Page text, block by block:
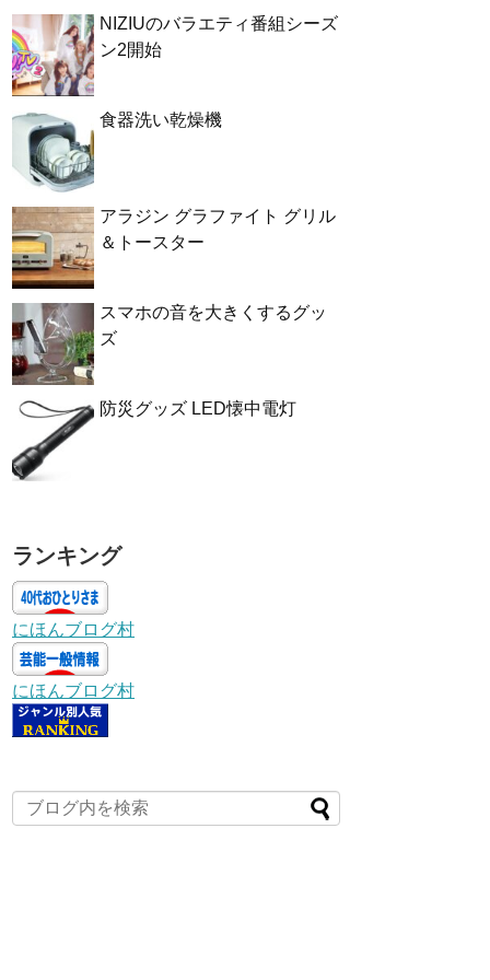
NIZIUのバラエティ番組シーズ
ン2開始
食器洗い乾燥機
アラジン グラファイト グリル
＆トースター
スマホの音を大きくするグッ
ズ
防災グッズ LED懐中電灯
ランキング
にほんブログ村
にほんブログ村